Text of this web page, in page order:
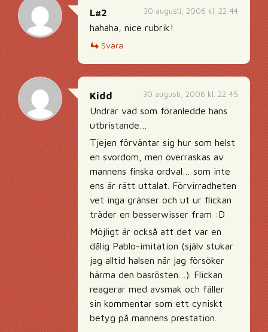
30 augusti, 2006 kl. 22:44
L#2
hahaha, nice rubrik!
Svara
30 augusti, 2006 kl. 22:45
Kidd
Undrar vad som föranledde hans
utbristande…
Tjejen förväntar sig hur som helst
en svordom, men överraskas av
mannens finska ordval… som inte
ens är rätt uttalat. Förvirradheten
vet inga gränser och ut ur flickan
träder en besserwisser fram :D
Möjligt är också att det var en
dålig Pablo-imitation (själv stukar
jag alltid halsen när jag försöker
härma den basrösten…). Flickan
reagerar med avsmak och fäller
sin kommentar som ett cyniskt
betyg på mannens prestation.